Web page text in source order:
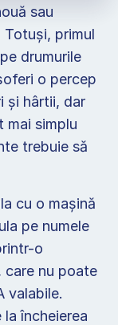
sau
Totuși, primul
drumurile
o percep
și hârtii, dar
mai simplu
trebuie să
cu o mașină
pe numele
o
care nu poate
valabile.
încheierea